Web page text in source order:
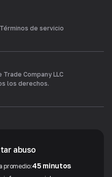
Términos de servicio
Trade Company LLC
los derechos.
abuso
promedio:45 minutos